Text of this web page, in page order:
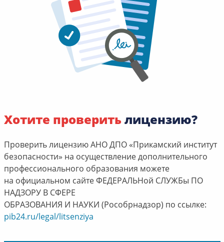
Хотите проверить лицензию?
Проверить лицензию АНО ДПО «Прикамский институт
безопасности» на осуществление дополнительного
профессионального образования можете
на официальном сайте ФЕДЕРАЛЬНой СЛУЖБы ПО
НАДЗОРУ В СФЕРЕ
ОБРАЗОВАНИЯ И НАУКИ (Рособрнадзор) по ссылке:
pib24.ru/legal/litsenziya